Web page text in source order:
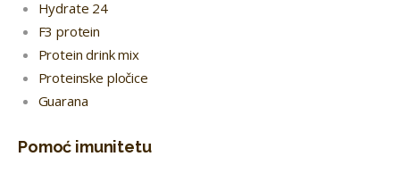
Hydrate 24
F3 protein
Protein drink mix
Proteinske pločice
Guarana
Pomoć imunitetu